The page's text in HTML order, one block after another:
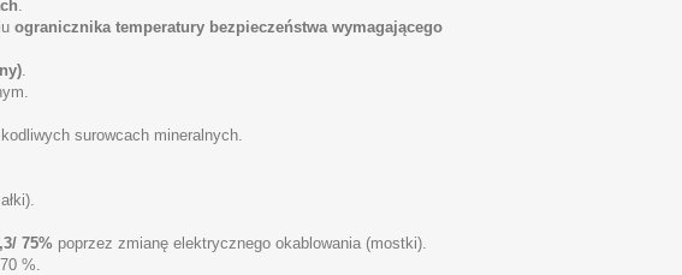
.
ogranicznika temperatury bezpieczeństwa wymagającego
.
surowcach mineralnych.
75% poprzez zmianę elektrycznego okablowania (mostki).
%.